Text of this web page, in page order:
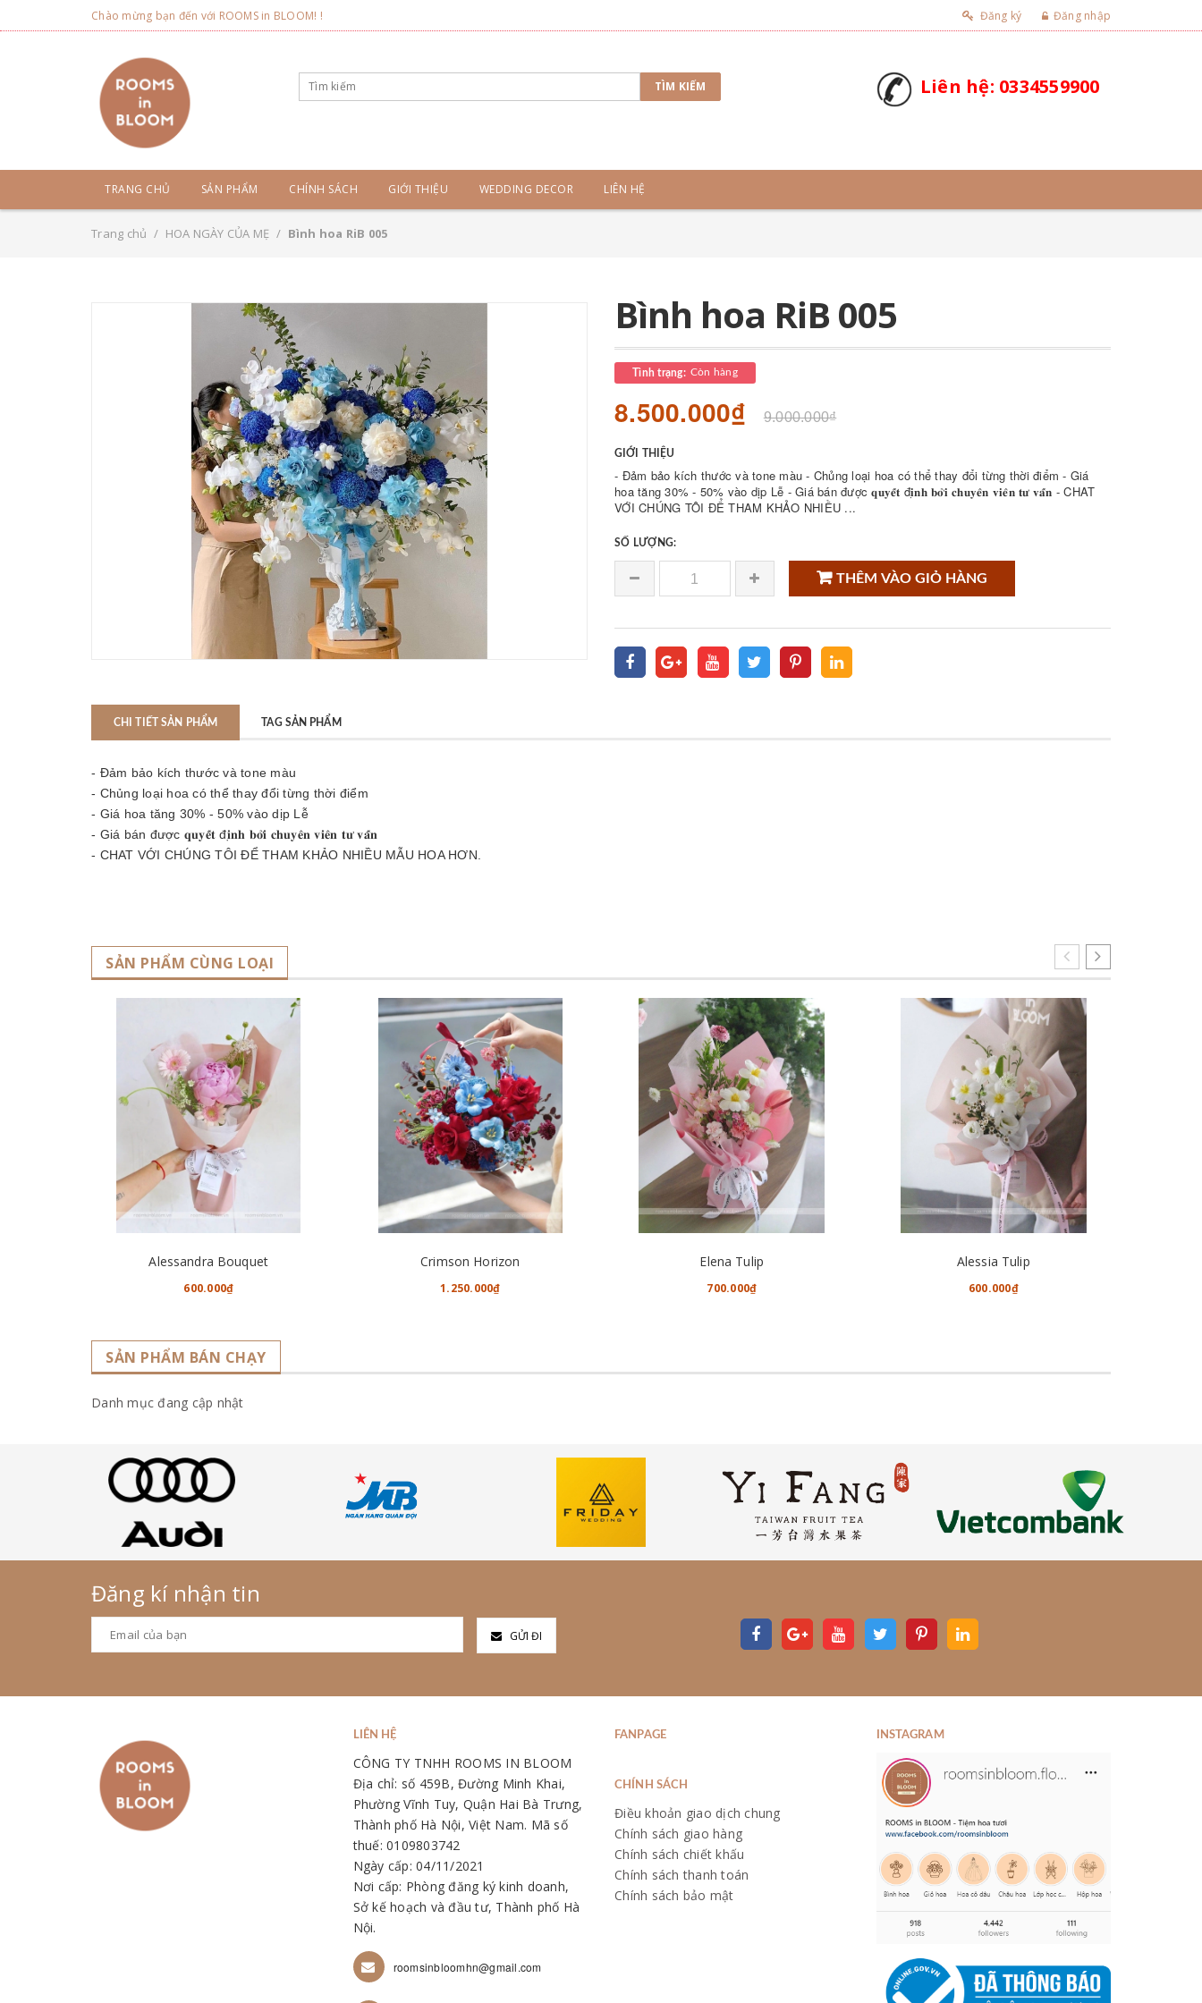
Chào mừng bạn đến với ROOMS in BLOOM! ! Đăng ký Đăng nhập
TÌM KIẾM Liên hệ: 0334559900
TRANG CHỦ SẢN PHẨM CHÍNH SÁCH GIỚI THIỆU WEDDING DECOR LIÊN HỆ
Trang chủ / HOA NGÀY CỦA MẸ / Bình hoa RiB 005
Bình hoa RiB 005
Tình trạng: Còn hàng
8.500.000₫ 9.000.000₫
GIỚI THIỆU
- Đảm bảo kích thước và tone màu - Chủng loại hoa có thể thay đổi từng thời điểm - Giá
hoa tăng 30% - 50% vào dịp Lễ - Giá bán được 𝐪𝐮𝐲𝐞̂́𝐭 đ𝐢̣𝐧𝐡 𝐛𝐨̛̉𝐢 𝐜𝐡𝐮𝐲𝐞̂𝐧 𝐯𝐢𝐞̂𝐧 𝐭𝐮̛ 𝐯𝐚̂́𝐧 - CHAT
VỚI CHÚNG TÔI ĐỂ THAM KHẢO NHIỀU ...
SỐ LƯỢNG:
THÊM VÀO GIỎ HÀNG
CHI TIẾT SẢN PHẨM TAG SẢN PHẨM
- Đảm bảo kích thước và tone màu
- Chủng loại hoa có thể thay đổi từng thời điểm
- Giá hoa tăng 30% - 50% vào dịp Lễ
- Giá bán được 𝐪𝐮𝐲𝐞̂́𝐭 đ𝐢̣𝐧𝐡 𝐛𝐨̛̉𝐢 𝐜𝐡𝐮𝐲𝐞̂𝐧 𝐯𝐢𝐞̂𝐧 𝐭𝐮̛ 𝐯𝐚̂́𝐧
- CHAT VỚI CHÚNG TÔI ĐỂ THAM KHẢO NHIỀU MẪU HOA HƠN.
SẢN PHẨM CÙNG LOẠI
Alessandra Bouquet
600.000₫
Crimson Horizon
1.250.000₫
Elena Tulip
700.000₫
Alessia Tulip
600.000₫
SẢN PHẨM BÁN CHẠY
Danh mục đang cập nhật
Đăng kí nhận tin
GỬI ĐI
LIÊN HỆ
CÔNG TY TNHH ROOMS IN BLOOM
Địa chỉ: số 459B, Đường Minh Khai,
Phường Vĩnh Tuy, Quận Hai Bà Trưng,
Thành phố Hà Nội, Việt Nam. Mã số
thuế: 0109803742
Ngày cấp: 04/11/2021
Nơi cấp: Phòng đăng ký kinh doanh,
Sở kế hoạch và đầu tư, Thành phố Hà
Nội.
roomsinbloomhn@gmail.com
FANPAGE
CHÍNH SÁCH
Điều khoản giao dịch chung
Chính sách giao hàng
Chính sách chiết khấu
Chính sách thanh toán
Chính sách bảo mật
INSTAGRAM